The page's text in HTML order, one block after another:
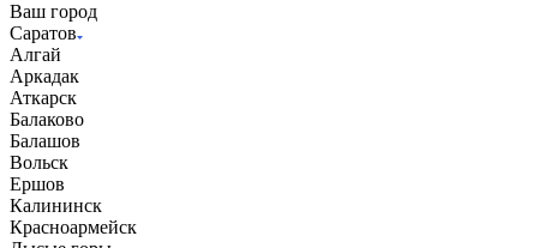
Ваш город
Саратов
Алгай
Аркадак
Аткарск
Балаково
Балашов
Вольск
Ершов
Калининск
Красноармейск